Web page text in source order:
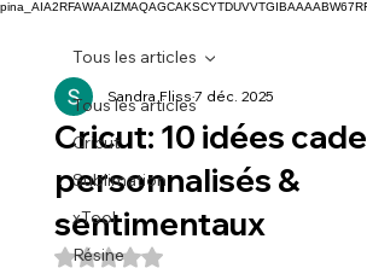
Tous les articles
Cricut
Sublimation
xTool
Résine
Tous les articles
Cricut: 10 idées
personnalisés &
sentimentaux
Sandra Fliss7 déc. 2025
Noté NaN étoiles sur 5.